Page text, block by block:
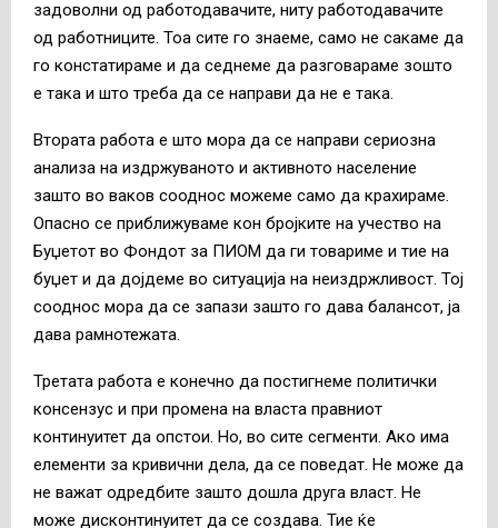
задоволни од работодавачите, ниту работодавачите
од работниците. Тоа сите го знаеме, само не сакаме да
го констатираме и да седнеме да разговараме зошто
е така и што треба да се направи да не е така.
Втората работа е што мора да се направи сериозна
анализа на издржуваното и активното население
зашто во ваков сооднос можеме само да крахираме.
Опасно се приближуваме кон бројките на учество на
Буџетот во Фондот за ПИОМ да ги товариме и тие на
буџет и да дојдеме во ситуација на неиздржливост. Тој
сооднос мора да се запази зашто го дава балансот, ја
дава рамнотежата.
Третата работа е конечно да постигнеме политички
консензус и при промена на власта правниот
континуитет да опстои. Но, во сите сегменти. Ако има
елементи за кривични дела, да се поведат. Не може да
не важат одредбите зашто дошла друга власт. Не
може дисконтинуитет да се создава. Тие ќе